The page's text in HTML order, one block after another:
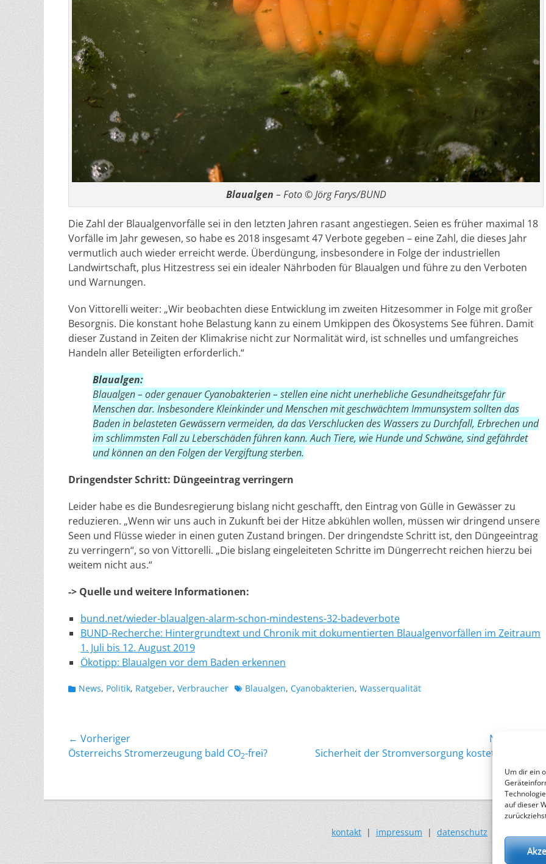
Um dir ein
auf dieser
Blaualgen – Foto © Jörg Farys/BUND
Die Zahl der Blaualgenvorfälle sei in den letzten Jahren rasant angestiegen. Seien es früher maximal 18
Vorfälle im Jahr gewesen, so habe es 2018 insgesamt 47 Verbote gegeben – eine Zahl, die dieses Jahr
vermutlich auch wieder erreicht werde. Überdüngung, insbesondere in Folge der industriellen
Landwirtschaft, plus Hitzestress sei ein idealer Nährboden für Blaualgen und führe zu den Verboten
und Warnungen.
Von Vittorelli weiter: „Wir beobachten diese Entwicklung im zweiten Hitzesommer in Folge mit großer
Besorgnis. Die konstant hohe Belastung kann zu einem Umkippen des Ökosystems See führen. Damit
dieser Zustand in Zeiten der Klimakrise nicht zur Normalität wird, ist schnelles und umfangreiches
Handeln aller Beteiligten erforderlich.“
Blaualgen:
Blaualgen – oder genauer Cyanobakterien – stellen eine nicht unerhebliche Gesundheitsgefahr für
Menschen dar. Insbesondere Kleinkinder und Menschen mit geschwächtem Immunsystem sollten das
Baden in belasteten Gewässern vermeiden, da das Verschlucken des Wassers zu Durchfall, Erbrechen und
im schlimmsten Fall zu Leberschäden führen kann. Auch Tiere, wie Hunde und Schwäne, sind gefährdet
und können an den Folgen der Vergiftung sterben.
Dringendster Schritt: Düngeeintrag verringern
Leider habe es die Bundesregierung bislang nicht geschafft, den Eintrag von Gülle in Gewässer zu
reduzieren. „Wenn wir uns auch in Zukunft bei der Hitze abkühlen wollen, müssen wir dringend unsere
Seen und Flüsse wieder in einen guten Zustand bringen. Der dringendste Schritt ist, den Düngeeintrag
zu verringern“, so von Vittorelli. „Die bislang eingeleiteten Schritte im Düngerrecht reichen hierzu bei
weitem nicht aus.“
-> Quelle und weitere Informationen:
bund.net/wieder-blaualgen-alarm-schon-mindestens-32-badeverbote
BUND-Recherche: Hintergrundtext und Chronik mit dokumentierten Blaualgenvorfällen im Zeitraum
1. Juli bis 12. August 2019
Ökotipp: Blaualgen vor dem Baden erkennen
Kategorien
News, Politik, Ratgeber, Verbraucher Schlagworte
Blaualgen, Cyanobakterien, Wasserqualität
Beitragsnavigation
← Vorheriger
Vorheriger
Österreichs Stromerzeugung bald CO2-frei?
Nächster →
Nächster
Sicherheit der Stromversorgung kostet so viel wie
nie
kontakt | impressum | datenschutz